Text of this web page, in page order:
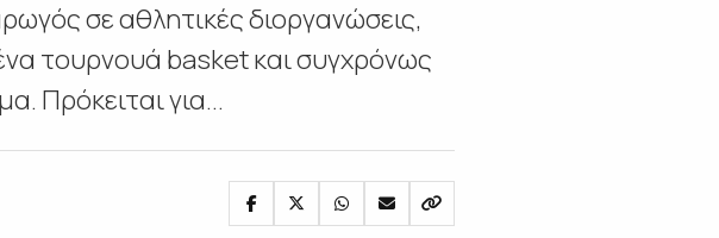
σε αθλητικές διοργανώσεις,
τουρνουά basket και συγχρόνως
Πρόκειται για...